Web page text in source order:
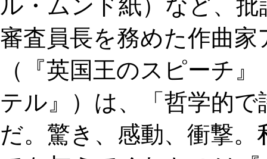
ル・ムンド紙）など、
審査員長を務めた作曲
（『英国王のスピーチ
テル』）は、「哲学的
だ。驚き、感動、衝撃